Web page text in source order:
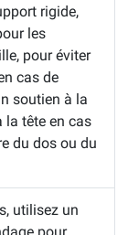
rigide,
les
pour éviter
cas de
soutien à la
la tête en cas
du dos ou du
utilisez un